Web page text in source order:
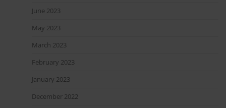
June 2023
May 2023
March 2023
February 2023
January 2023
December 2022